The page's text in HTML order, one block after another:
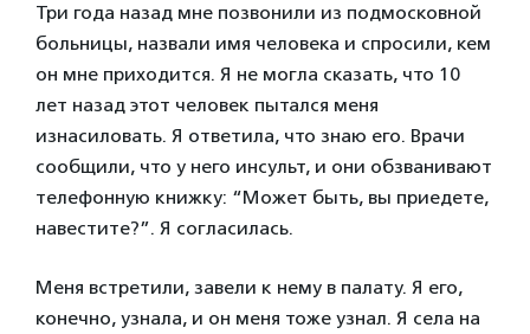
Три года назад мне позвонили из подмосковной
больницы, назвали имя человека и спросили, кем
он мне приходится. Я не могла сказать, что 10
лет назад этот человек пытался меня
изнасиловать. Я ответила, что знаю его. Врачи
сообщили, что у него инсульт, и они обзванивают
телефонную книжку: “Может быть, вы приедете,
навестите?”. Я согласилась.
Меня встретили, завели к нему в палату. Я его,
конечно, узнала, и он меня тоже узнал. Я села на